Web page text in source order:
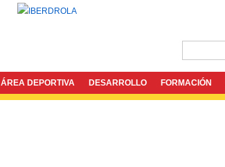
ÁREA DEPORTIVA DESARROLLO FORMACIÓN